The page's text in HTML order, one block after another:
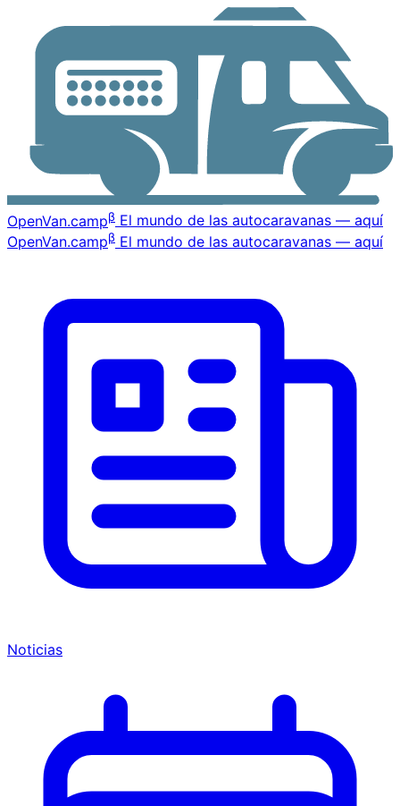
OpenVan.campβ El mundo de las autocaravanas — aquí
OpenVan.campβ El mundo de las autocaravanas — aquí
Noticias